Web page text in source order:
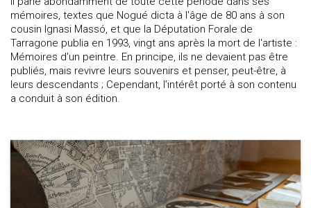
mémoires, textes que Nogué dicta à l'âge de 80 ans à son
cousin Ignasi Massó, et que la Députation Forale de
Tarragone publia en 1993, vingt ans après la mort de l'artiste :
Mémoires d'un peintre. En principe, ils ne devaient pas être
publiés, mais revivre leurs souvenirs et penser, peut-être, à
leurs descendants ; Cependant, l’intérêt porté à son contenu
a conduit à son édition.